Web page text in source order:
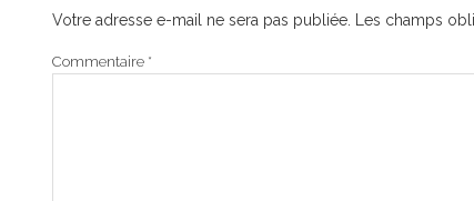
Votre adresse e-mail ne sera pas publiée. Les champs
Commentaire *